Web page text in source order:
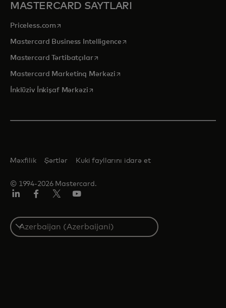
MASTERCARD SAYTLARI
Priceless.com opens in a new tab
Mastercard Business Intelligenceopens in a new tab
Mastercard Tərtibatçılaropens in a new tab
Mastercard Marketinq Mərkəzi opens in a new tab
İnklüziv İnkişaf Mərkəziopens in a new tab
© 1994-2026 Mastercard.
Məxfilik Şərtlər Kuki fayllarını idarə et
Select
a
country